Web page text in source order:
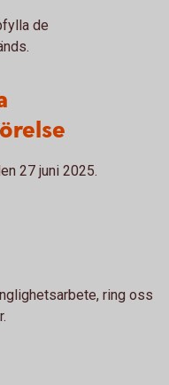
de
27 juni 2025.
ring oss